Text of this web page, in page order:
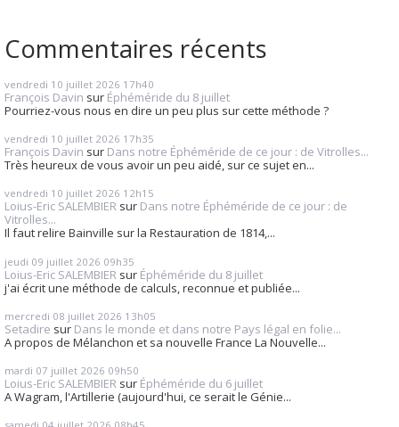
Commentaires récents
vendredi 10 juillet 2026 17h40
François Davin sur Éphéméride du 8 juillet
Pourriez-vous nous en dire un peu plus sur cette méthode ?
vendredi 10 juillet 2026 17h35
François Davin sur Dans notre Éphéméride de ce jour : de Vitrolles...
Très heureux de vous avoir un peu aidé, sur ce sujet en...
vendredi 10 juillet 2026 12h15
Loius-Eric SALEMBIER sur Dans notre Éphéméride de ce jour : de
Vitrolles...
Il faut relire Bainville sur la Restauration de 1814,...
jeudi 09 juillet 2026 09h35
Loius-Eric SALEMBIER sur Éphéméride du 8 juillet
j'ai écrit une méthode de calculs, reconnue et publiée...
mercredi 08 juillet 2026 13h05
Setadire sur Dans le monde et dans notre Pays légal en folie...
A propos de Mélanchon et sa nouvelle France La Nouvelle...
mardi 07 juillet 2026 09h50
Loius-Eric SALEMBIER sur Éphéméride du 6 juillet
A Wagram, l'Artillerie (aujourd'hui, ce serait le Génie...